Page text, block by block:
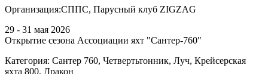
Организация:СППС, Парусный клуб ZIGZAG
29 - 31 мая 2026
Открытие сезона Ассоциации яхт "Сантер-760"
Категория: Сантер 760, Четвертьтонник, Луч, Крейсерская
яхта 800, Дракон